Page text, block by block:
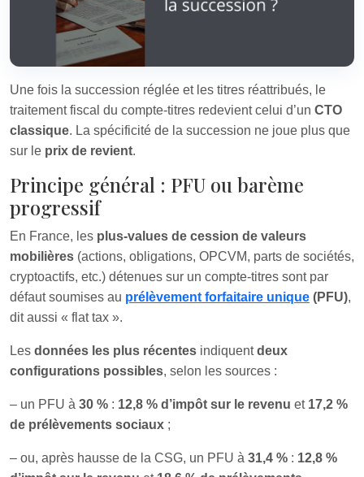
Une fois la succession réglée et les titres réattribués, le
traitement fiscal du compte-titres redevient celui d’un CTO
classique. La spécificité de la succession ne joue plus que
sur le prix de revient.
Principe général : PFU ou barème
progressif
En France, les plus-values de cession de valeurs
mobilières (actions, obligations, OPCVM, parts de sociétés,
cryptoactifs, etc.) détenues sur un compte-titres sont par
défaut soumises au prélèvement forfaitaire unique (PFU),
dit aussi « flat tax ».
Les données les plus récentes indiquentdeux
configurations possibles, selon les sources :
– un PFU à 30 % : 12,8 % d’impôt sur le revenu et 17,2 %
de prélèvements sociaux ;
– ou, après hausse de la CSG, un PFU à 31,4 % : 12,8 %